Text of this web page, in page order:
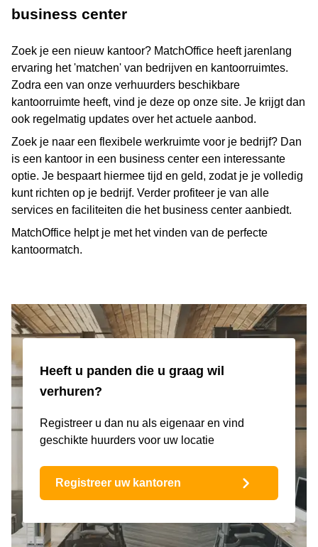
business center
Zoek je een nieuw kantoor? MatchOffice heeft jarenlang
ervaring het 'matchen' van bedrijven en kantoorruimtes.
Zodra een van onze verhuurders beschikbare
kantoorruimte heeft, vind je deze op onze site. Je krijgt dan
ook regelmatig updates over het actuele aanbod.
Zoek je naar een flexibele werkruimte voor je bedrijf? Dan
is een kantoor in een business center een interessante
optie. Je bespaart hiermee tijd en geld, zodat je je volledig
kunt richten op je bedrijf. Verder profiteer je van alle
services en faciliteiten die het business center aanbiedt.
MatchOffice helpt je met het vinden van de perfecte
kantoormatch.
Heeft u panden die u graag wil
verhuren?
Registreer u dan nu als eigenaar en vind
geschikte huurders voor uw locatie
Registreer uw kantoren